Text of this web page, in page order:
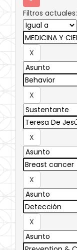
Filtros actuales: